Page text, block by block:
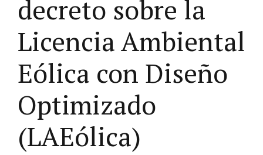
decreto sobre la
Licencia Ambiental
Eólica con Diseño
Optimizado
(LAEólica)